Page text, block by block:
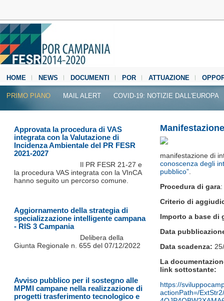
HOME NEWS DOCUMENTI POR ATTUAZIONE
MEDIA CENTER
PRIMO PIANO MAIL ALERT COVID-19: NOTIZIE DALL'EUROPA
manifestazione di
conoscenza degli
pubblico”
Procedura di gara
Criterio di
Importo a base di
Data
Data scadenza:
La
link sottostante:
https://
actionPath=/
Approvata la procedura di VAS
integrata con la Valutazione di
Incidenza Ambientale del PR FESR
2021-2027
Il PR FESR 21‐27 e
la procedura VAS integrata con la VInCA
hanno seguito un percorso comune.
Aggiornamento della strategia di
specializzazione intelligente campana
- RIS 3 Campania
Delibera della
Giunta Regionale n. 655 del 07/12/2022
Avviso pubblico per il sostegno alle
MPMI campane nella realizzazione di
progetti trasferimento tecnologico e